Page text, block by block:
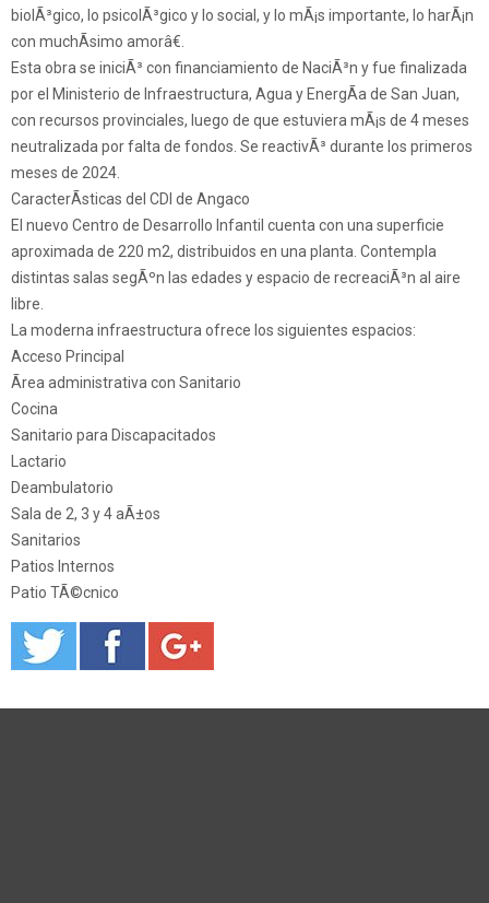
biolÃ³gico, lo psicolÃ³gico y lo social, y lo mÃ¡s importante, lo harÃ¡n
con muchÃ­simo amorâ€.
Esta obra se iniciÃ³ con financiamiento de NaciÃ³n y fue finalizada
por el Ministerio de Infraestructura, Agua y EnergÃ­a de San Juan,
con recursos provinciales, luego de que estuviera mÃ¡s de 4 meses
neutralizada por falta de fondos. Se reactivÃ³ durante los primeros
meses de 2024.
CaracterÃ­sticas del CDI de Angaco
El nuevo Centro de Desarrollo Infantil cuenta con una superficie
aproximada de 220 m2, distribuidos en una planta. Contempla
distintas salas segÃºn las edades y espacio de recreaciÃ³n al aire
libre.
La moderna infraestructura ofrece los siguientes espacios:
Acceso Principal
Ãrea administrativa con Sanitario
Cocina
Sanitario para Discapacitados
Lactario
Deambulatorio
Sala de 2, 3 y 4 aÃ±os
Sanitarios
Patios Internos
Patio TÃ©cnico